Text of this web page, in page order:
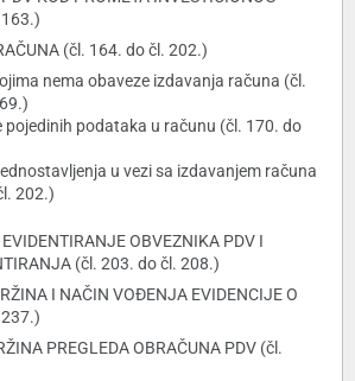
(čl. 164. do čl. 202.)
nema obaveze izdavanja računa (čl.
pojedinih podataka u računu (čl. 170. do
u vezi sa izdavanjem računa
202.)
OBVEZNIKA PDV I
(čl. 203. do čl. 208.)
I NAČIN VOĐENJA EVIDENCIJE O
PREGLEDA OBRAČUNA PDV (čl.